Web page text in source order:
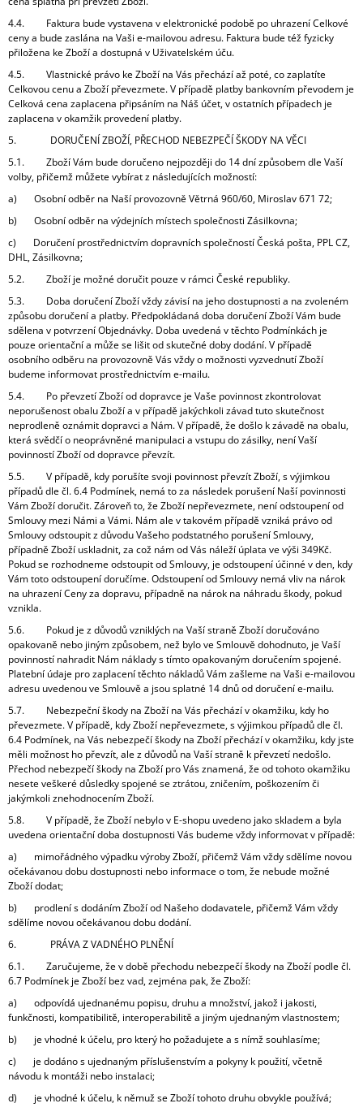
4.4. Faktura bude vystavena v elektronické podobě po uhrazení Celkové
ceny a bude zaslána na Vaši e-mailovou adresu. Faktura bude též fyzicky
přiložena ke Zboží a dostupná v Uživatelském úču.
4.5. Vlastnické právo ke Zboží na Vás přechází až poté, co zaplatíte
Celkovou cenu a Zboží převezmete. V případě platby bankovním převodem je
Celková cena zaplacena připsáním na Náš účet, v ostatních případech je
zaplacena v okamžik provedení platby.
5. DORUČENÍ ZBOŽÍ, PŘECHOD NEBEZPEČÍ ŠKODY NA VĚCI
5.1. Zboží Vám bude doručeno nejpozději do 14 dní způsobem dle Vaší
volby, přičemž můžete vybírat z následujících možností:
a) Osobní odběr na Naší provozovně Větrná 960/60, Miroslav 671 72;
b) Osobní odběr na výdejních místech společnosti Zásilkovna;
c) Doručení prostřednictvím dopravních společností Česká pošta, PPL CZ,
DHL, Zásilkovna;
5.2. Zboží je možné doručit pouze v rámci České republiky.
5.3. Doba doručení Zboží vždy závisí na jeho dostupnosti a na zvoleném
způsobu doručení a platby. Předpokládaná doba doručení Zboží Vám bude
sdělena v potvrzení Objednávky. Doba uvedená v těchto Podmínkách je
pouze orientační a může se lišit od skutečné doby dodání. V případě
osobního odběru na provozovně Vás vždy o možnosti vyzvednutí Zboží
budeme informovat prostřednictvím e-mailu.
5.4. Po převzetí Zboží od dopravce je Vaše povinnost zkontrolovat
neporušenost obalu Zboží a v případě jakýchkoli závad tuto skutečnost
neprodleně oznámit dopravci a Nám. V případě, že došlo k závadě na obalu,
která svědčí o neoprávněné manipulaci a vstupu do zásilky, není Vaší
povinností Zboží od dopravce převzít.
5.5. V případě, kdy porušíte svoji povinnost převzít Zboží, s výjimkou
případů dle čl. 6.4 Podmínek, nemá to za následek porušení Naší povinnosti
Vám Zboží doručit. Zároveň to, že Zboží nepřevezmete, není odstoupení od
Smlouvy mezi Námi a Vámi. Nám ale v takovém případě vzniká právo od
Smlouvy odstoupit z důvodu Vašeho podstatného porušení Smlouvy,
případně Zboží uskladnit, za což nám od Vás náleží úplata ve výši 349Kč.
Pokud se rozhodneme odstoupit od Smlouvy, je odstoupení účinné v den, kdy
Vám toto odstoupení doručíme. Odstoupení od Smlouvy nemá vliv na nárok
na uhrazení Ceny za dopravu, případně na nárok na náhradu škody, pokud
vznikla.
5.6. Pokud je z důvodů vzniklých na Vaší straně Zboží doručováno
opakovaně nebo jiným způsobem, než bylo ve Smlouvě dohodnuto, je Vaší
povinností nahradit Nám náklady s tímto opakovaným doručením spojené.
Platební údaje pro zaplacení těchto nákladů Vám zašleme na Vaši e-mailovou
adresu uvedenou ve Smlouvě a jsou splatné 14 dnů od doručení e-mailu.
5.7. Nebezpeční škody na Zboží na Vás přechází v okamžiku, kdy ho
převezmete. V případě, kdy Zboží nepřevezmete, s výjimkou případů dle čl.
6.4 Podmínek, na Vás nebezpečí škody na Zboží přechází v okamžiku, kdy jste
měli možnost ho převzít, ale z důvodů na Vaší straně k převzetí nedošlo.
Přechod nebezpečí škody na Zboží pro Vás znamená, že od tohoto okamžiku
nesete veškeré důsledky spojené se ztrátou, zničením, poškozením či
jakýmkoli znehodnocením Zboží.
5.8. V případě, že Zboží nebylo v E-shopu uvedeno jako skladem a byla
uvedena orientační doba dostupnosti Vás budeme vždy informovat v případě:
a) mimořádného výpadku výroby Zboží, přičemž Vám vždy sdělíme novou
očekávanou dobu dostupnosti nebo informace o tom, že nebude možné
Zboží dodat;
b) prodlení s dodáním Zboží od Našeho dodavatele, přičemž Vám vždy
sdělíme novou očekávanou dobu dodání.
6. PRÁVA Z VADNÉHO PLNĚNÍ
6.1. Zaručujeme, že v době přechodu nebezpečí škody na Zboží podle čl.
6.7 Podmínek je Zboží bez vad, zejména pak, že Zboží:
a) odpovídá ujednanému popisu, druhu a množství, jakož i jakosti,
funkčnosti, kompatibilitě, interoperabilitě a jiným ujednaným vlastnostem;
b) je vhodné k účelu, pro který ho požadujete a s nímž souhlasíme;
c) je dodáno s ujednaným příslušenstvím a pokyny k použití, včetně
návodu k montáži nebo instalaci;
d) je vhodné k účelu, k němuž se Zboží tohoto druhu obvykle používá;